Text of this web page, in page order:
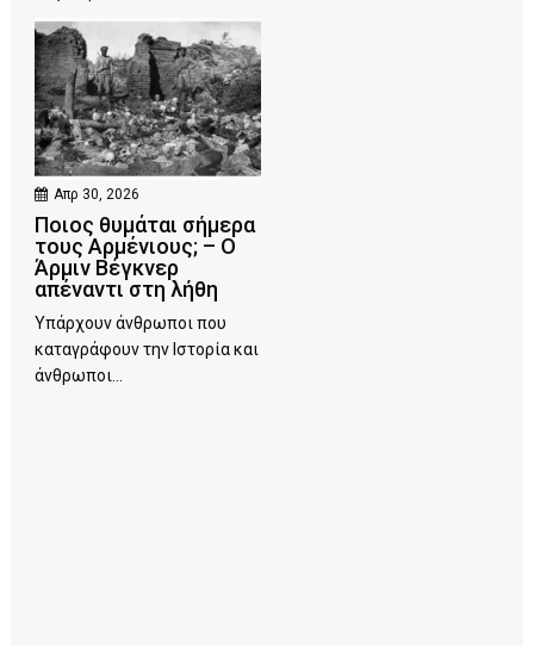
Απρ 30, 2026
Ποιος θυμάται σήμερα
τους Αρμένιους; – Ο
Άρμιν Βέγκνερ
απέναντι στη λήθη
Υπάρχουν άνθρωποι που
καταγράφουν την Ιστορία και
άνθρωποι...